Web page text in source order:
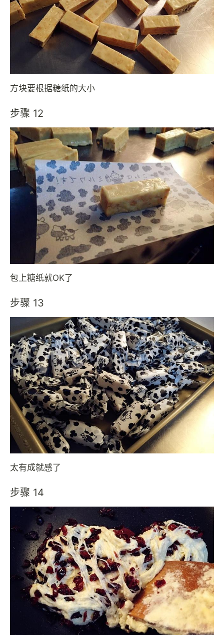
方块要根据糖纸的大小
步骤 12
包上糖纸就OK了
步骤 13
太有成就感了
步骤 14